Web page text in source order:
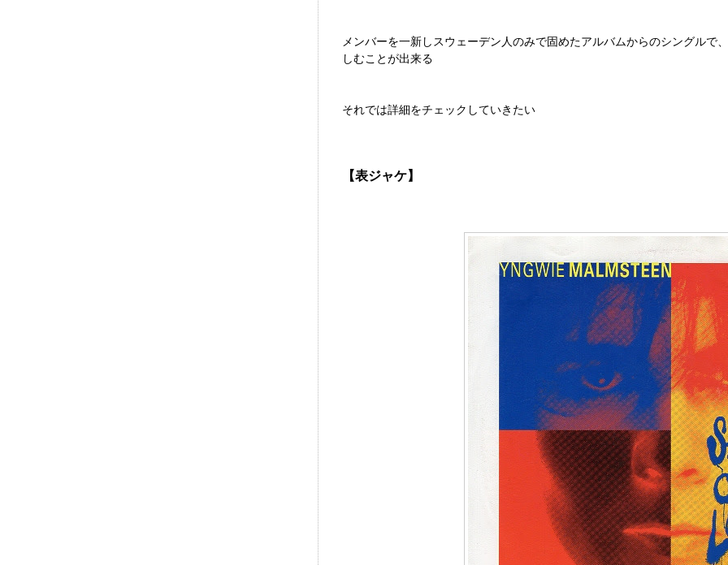
メンバーを一新しスウェーデン人のみで固めたアルバムからのシングルで
しむことが出来る
それでは詳細をチェックしていきたい
【表ジャケ】